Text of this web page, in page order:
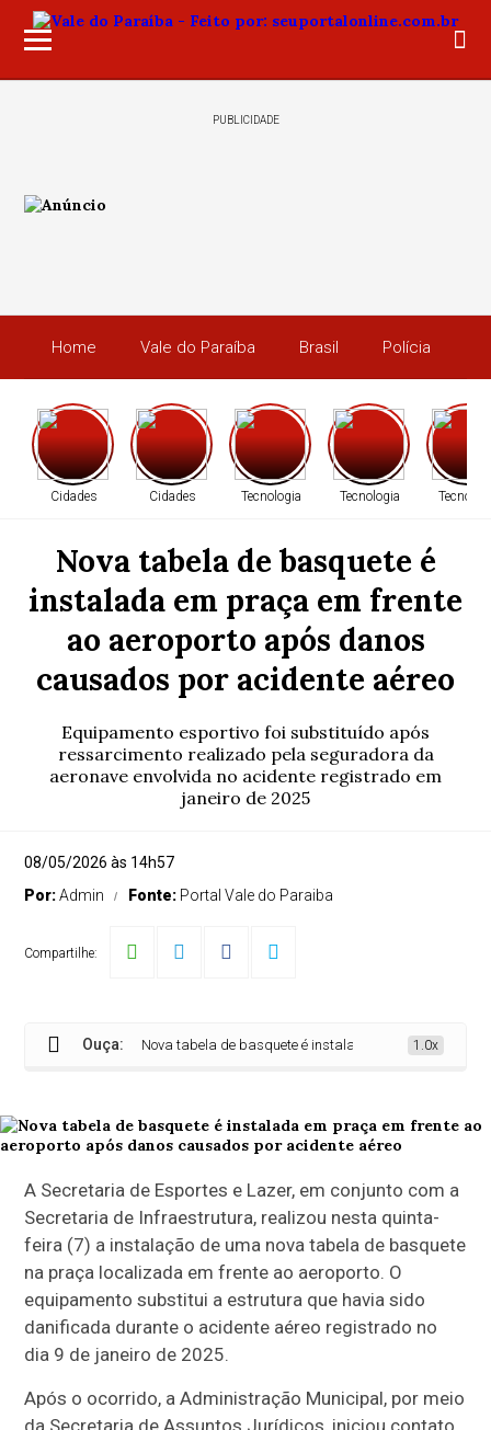
PUBLICIDADE
Home Vale do Paraíba Brasil Polícia
Cidades Cidades Tecnologia Tecnologia
Nova tabela de basquete é
instalada em praça em frente
ao aeroporto após danos
causados por acidente aéreo
Equipamento esportivo foi substituído após
ressarcimento realizado pela seguradora da
aeronave envolvida no acidente registrado em
janeiro de 2025
08/05/2026 às 14h57
Por:Admin Fonte: Portal Vale do Paraiba
Compartilhe:
Ouça:Nova tabela de basquete é instalada em praça em frente
1.0x
A Secretaria de Esportes e Lazer, em conjunto com a
Secretaria de Infraestrutura, realizou nesta quinta-
feira (7) a instalação de uma nova tabela de basquete
na praça localizada em frente ao aeroporto. O
equipamento substitui a estrutura que havia sido
danificada durante o acidente aéreo registrado no
dia 9 de janeiro de 2025.
Após o ocorrido, a Administração Municipal, por meio
da Secretaria de Assuntos Jurídicos, iniciou contato